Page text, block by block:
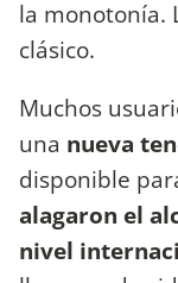
la monotonía.
clásico.
Muchos
una nueva
disponible
alagaron el
nivel